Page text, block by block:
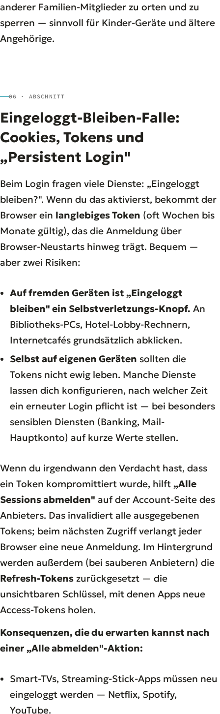
anderer Familien-Mitglieder zu orten und zu
sperren — sinnvoll für Kinder-Geräte und ältere
Angehörige.
06 · ABSCHNITT
Eingeloggt-Bleiben-Falle:
Cookies, Tokens und
„Persistent Login"
Beim Login fragen viele Dienste: „Eingeloggt
bleiben?". Wenn du das aktivierst, bekommt der
Browser ein langlebiges Token (oft Wochen bis
Monate gültig), das die Anmeldung über
Browser-Neustarts hinweg trägt. Bequem —
aber zwei Risiken:
Auf fremden Geräten ist „Eingeloggt
bleiben" ein Selbstverletzungs-Knopf. An
Bibliotheks-PCs, Hotel-Lobby-Rechnern,
Internetcafés grundsätzlich abklicken.
Selbst auf eigenen Geräten sollten die
Tokens nicht ewig leben. Manche Dienste
lassen dich konfigurieren, nach welcher Zeit
ein erneuter Login pflicht ist — bei besonders
sensiblen Diensten (Banking, Mail-
Hauptkonto) auf kurze Werte stellen.
Wenn du irgendwann den Verdacht hast, dass
ein Token kompromittiert wurde, hilft „Alle
Sessions abmelden" auf der Account-Seite des
Anbieters. Das invalidiert alle ausgegebenen
Tokens; beim nächsten Zugriff verlangt jeder
Browser eine neue Anmeldung. Im Hintergrund
werden außerdem (bei sauberen Anbietern) die
Refresh-Tokens zurückgesetzt — die
unsichtbaren Schlüssel, mit denen Apps neue
Access-Tokens holen.
Konsequenzen, die du erwarten kannst nach
einer „Alle abmelden"-Aktion:
Smart-TVs, Streaming-Stick-Apps müssen neu
eingeloggt werden — Netflix, Spotify,
YouTube.